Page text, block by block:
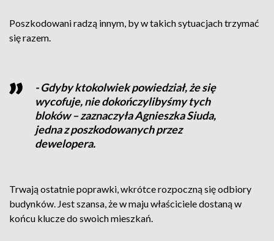
Poszkodowani radzą innym, by w takich sytuacjach trzymać
się razem.
- Gdyby ktokolwiek powiedział, że się
wycofuje, nie dokończylibyśmy tych
bloków – zaznaczyła Agnieszka Siuda,
jedna z poszkodowanych przez
dewelopera.
Trwają ostatnie poprawki, wkrótce rozpoczną się odbiory
budynków. Jest szansa, że w maju właściciele dostaną w
końcu klucze do swoich mieszkań.